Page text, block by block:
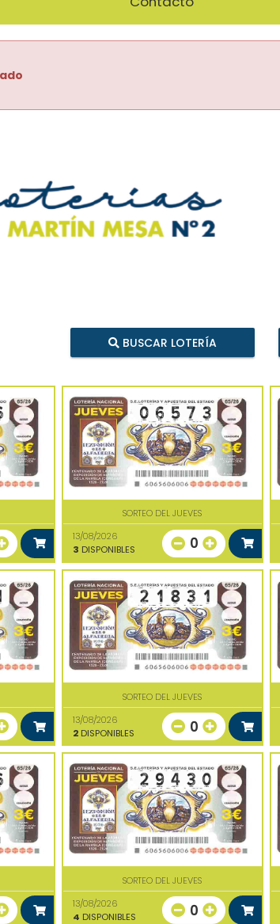
BUSCAR LOTERÍA
SORTEO DEL JUEVES
13/08/2026
3 DISPONIBLES 0
SORTEO DEL JUEVES
13/08/2026
2 DISPONIBLES 0
SORTEO DEL JUEVES
13/08/2026
4 DISPONIBLES 0